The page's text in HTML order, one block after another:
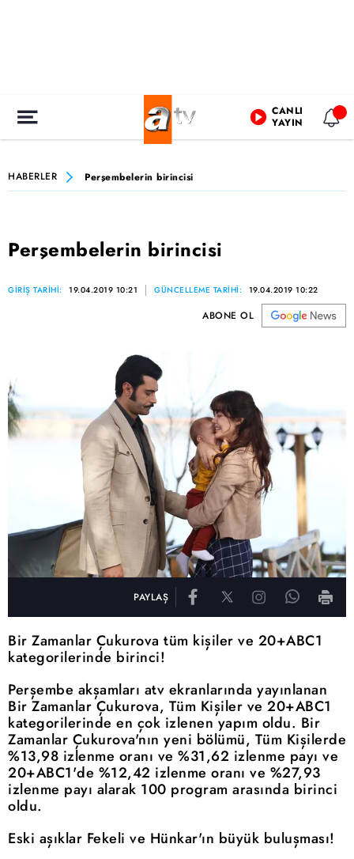
CANLI
YAYIN
HABERLER Perşembelerin birincisi
Perşembelerin birincisi
GİRİŞ TARİHİ: 19.04.2019 10:21 GÜNCELLEME TARİHİ: 19.04.2019 10:22
ABONE OL
PAYLAŞ
Bir Zamanlar Çukurova tüm kişiler ve 20+ABC1
kategorilerinde birinci!
Perşembe akşamları atv ekranlarında yayınlanan
Bir Zamanlar Çukurova, Tüm Kişiler ve 20+ABC1
kategorilerinde en çok izlenen yapım oldu. Bir
Zamanlar Çukurova'nın yeni bölümü, Tüm Kişilerde
%13,98 izlenme oranı ve %31,62 izlenme payı ve
20+ABC1'de %12,42 izlenme oranı ve %27,93
izlenme payı alarak 100 program arasında birinci
oldu.
Eski aşıklar Fekeli ve Hünkar'ın büyük buluşması!